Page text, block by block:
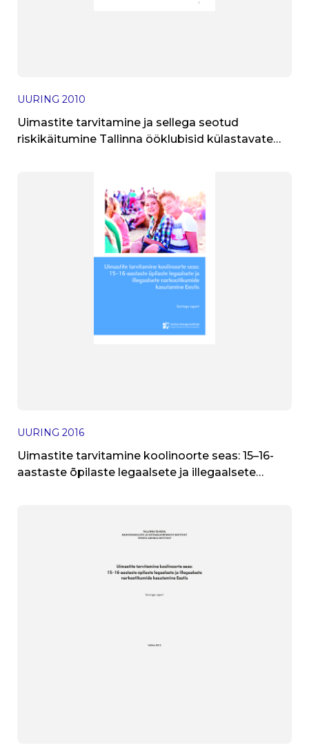
UURING 2010
Uimastite tarvitamine ja sellega seotud
riskikäitumine Tallinna ööklubisid külastavate
UURING 2016
Uimastite tarvitamine koolinoorte seas: 15–16-
aastaste õpilaste legaalsete ja illegaalsete